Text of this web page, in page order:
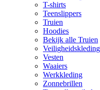
T-shirts
Teenslippers
Truien
Hoodies
Bekijk alle Truien
Veiligheidskleding
Vesten
Waaiers
Werkkleding
Zonnebrillen